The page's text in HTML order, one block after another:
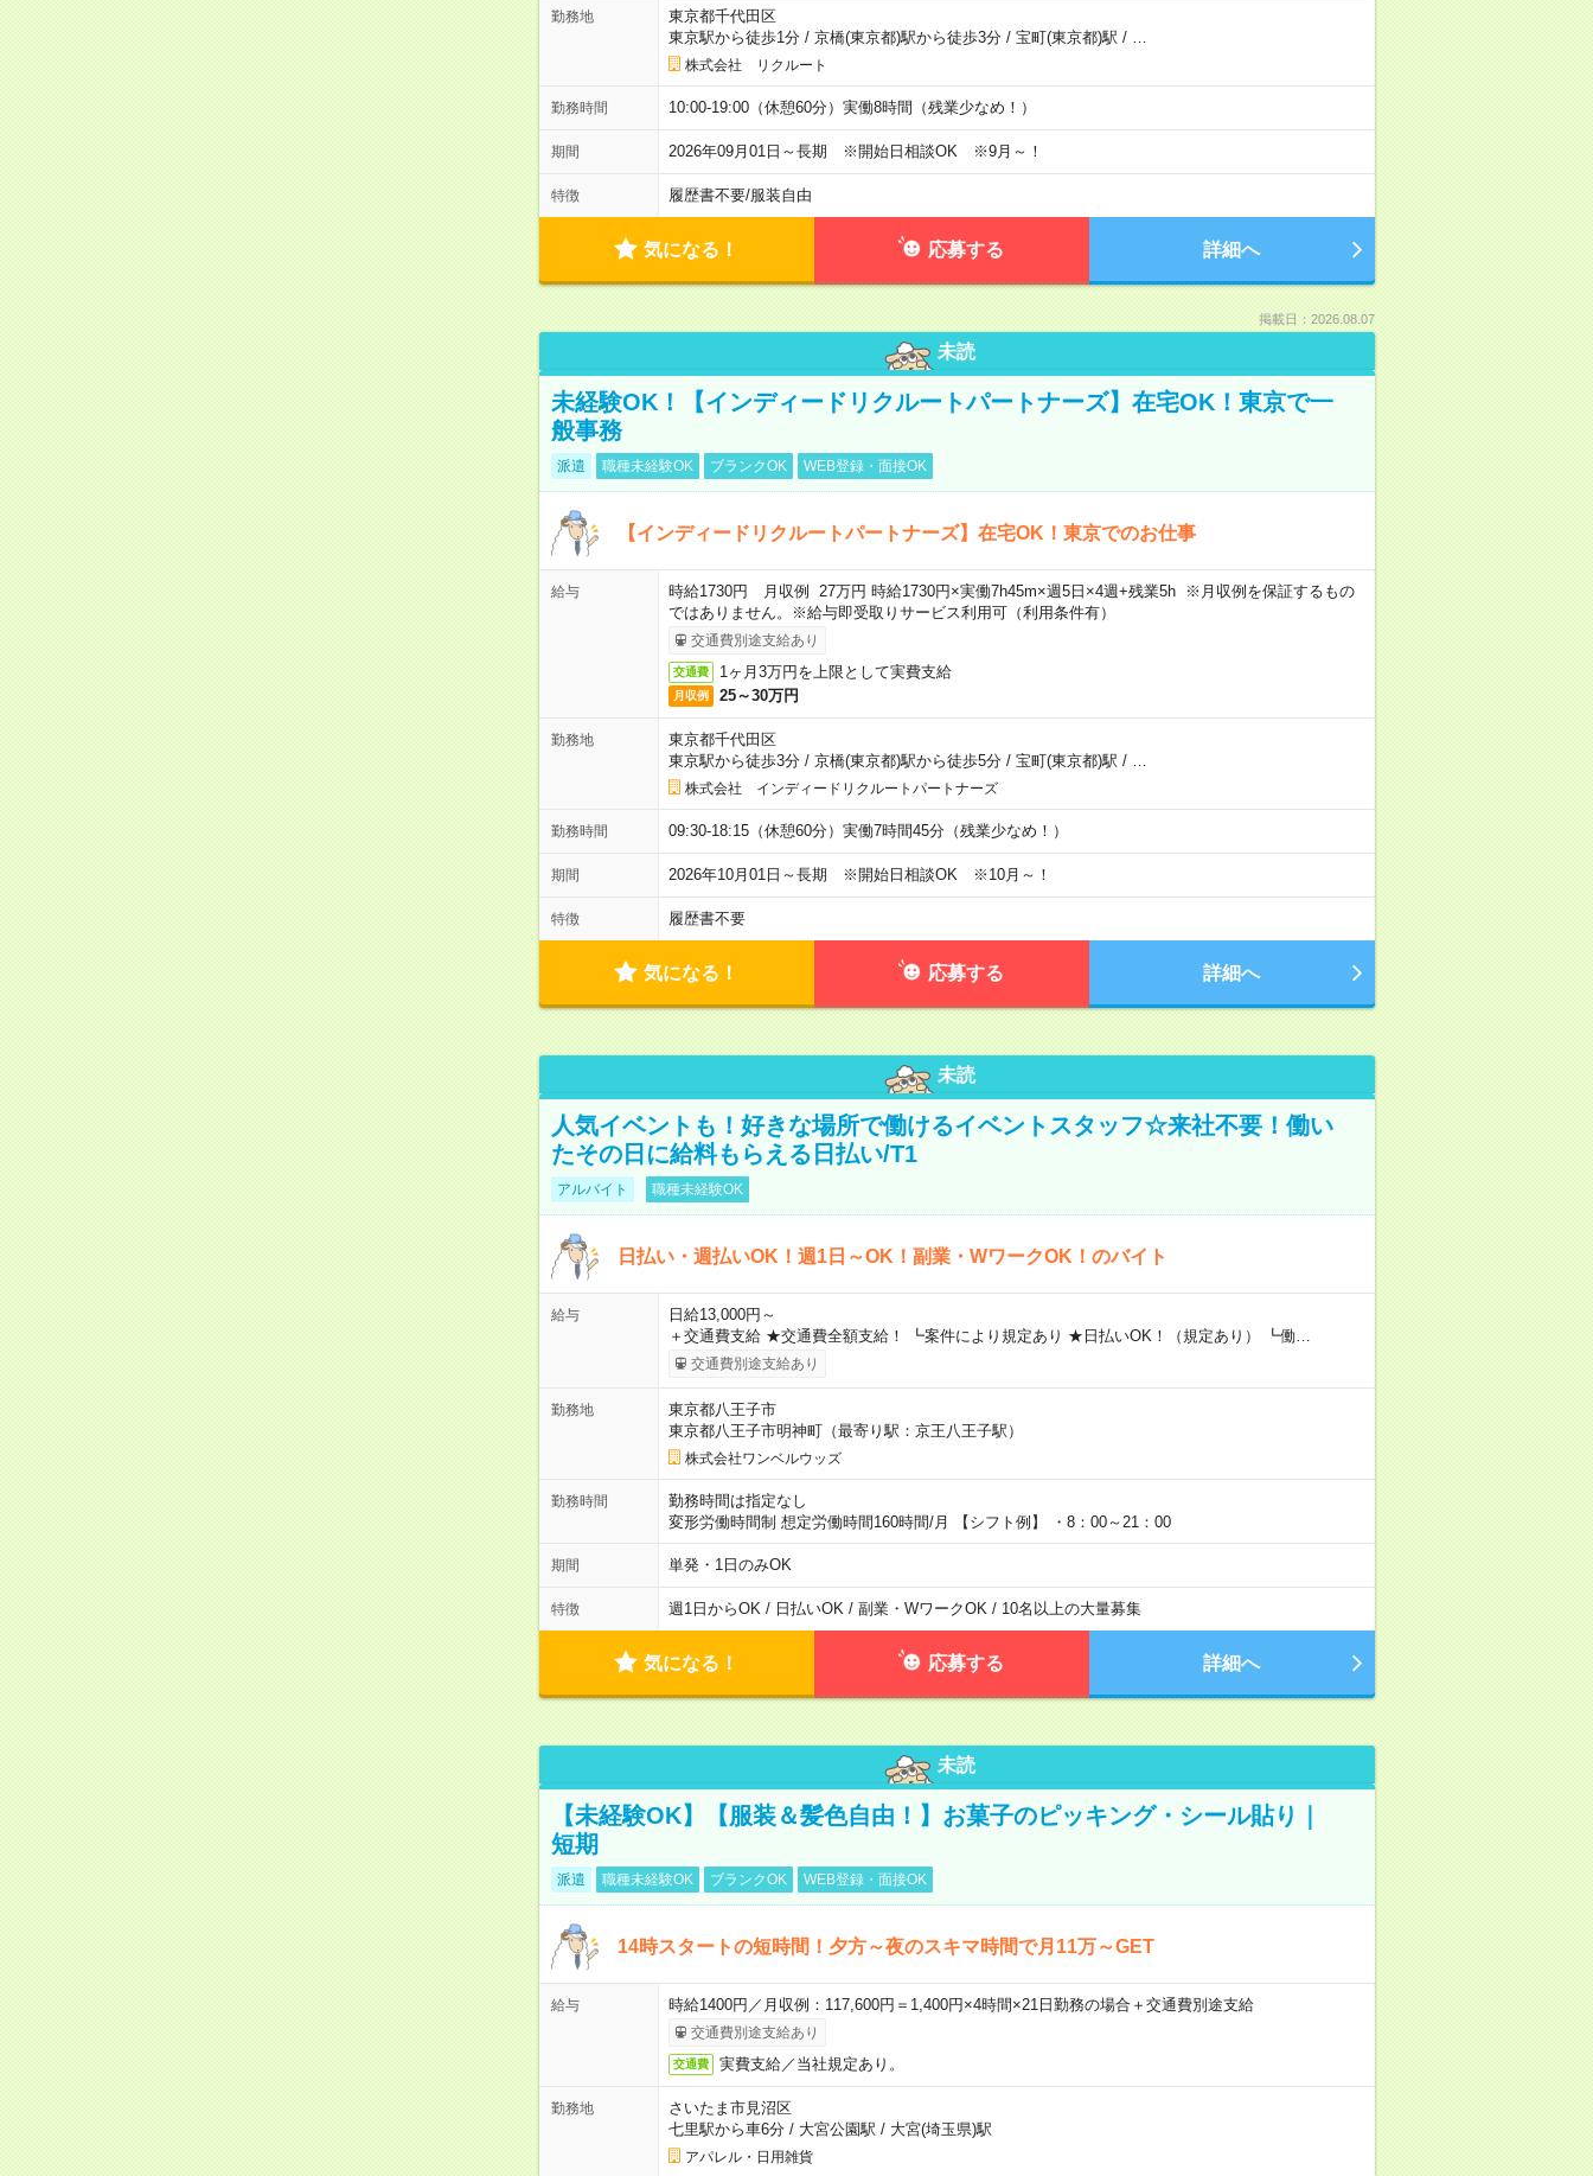
勤務地
東京都千代田区
東京駅から徒歩1分/ 京橋(東京都)駅から徒歩3分/ 宝町(東京都)駅 /
株式会社 リクルート
勤務時間 10:00-19:00（休憩60分）実働8時間（残業少なめ！）
期間 2026年09月01日～長期 ※開始日相談OK ※9月～！
特徴 履歴書不要/服装自由
気になる！ 応募する 詳細へ
掲載日：2026.08.07
未読
未経験OK！【インディードリクルートパートナーズ】在宅OK！東京で一
般事務
派遣 職種未経験OK ブランクOK WEB登録・面接OK
【インディードリクルートパートナーズ】在宅OK！東京でのお仕事
給与
時給1730円 月収例 27万円 時給1730円×実働7h45m×週5日×4週+残業5h ※月収例を保証するもの
ではありません。※給与即受取りサービス利用可（利用条件有）
交通費別途支給あり
交通費 1ヶ月3万円を上限として実費支給
月収例 25～30万円
勤務地
東京都千代田区
東京駅から徒歩3分/ 京橋(東京都)駅から徒歩5分/ 宝町(東京都)駅 /
株式会社 インディードリクルートパートナーズ
勤務時間 09:30-18:15（休憩60分）実働7時間45分（残業少なめ！）
期間 2026年10月01日～長期 ※開始日相談OK ※10月～！
特徴 履歴書不要
気になる！ 応募する 詳細へ
未読
人気イベントも！好きな場所で働けるイベントスタッフ☆来社不要！働い
たその日に給料もらえる日払い/T1
アルバイト 職種未経験OK
日払い・週払いOK！週1日～OK！副業・WワークOK！のバイト
給与
日給13,000円～
＋交通費支給 ★交通費全額支給！ ┗案件により規定あり ★日払いOK！（規定あり） ┗働…
交通費別途支給あり
勤務地
東京都八王子市
東京都八王子市明神町（最寄り駅：京王八王子駅）
株式会社ワンベルウッズ
勤務時間
勤務時間は指定なし
変形労働時間制 想定労働時間160時間/月 【シフト例】 ・8：00～21：00
期間 単発・1日のみOK
特徴 週1日からOK / 日払いOK / 副業・WワークOK / 10名以上の大量募集
気になる！ 応募する 詳細へ
未読
【未経験OK】【服装＆髪色自由！】お菓子のピッキング・シール貼り｜
短期
派遣 職種未経験OK ブランクOK WEB登録・面接OK
14時スタートの短時間！夕方～夜のスキマ時間で月11万～GET
給与 時給1400円／月収例：117,600円＝1,400円×4時間×21日勤務の場合＋交通費別途支給
交通費別途支給あり
交通費 実費支給／当社規定あり。
勤務地
さいたま市見沼区
七里駅から車6分/ 大宮公園駅 / 大宮(埼玉県)駅
アパレル・日用雑貨